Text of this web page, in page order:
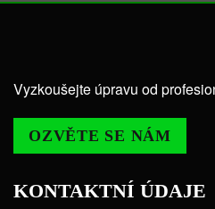
Vyzkoušejte úpravu od
OZVĚTE SE NÁM
KONTAKTNÍ ÚDAJE